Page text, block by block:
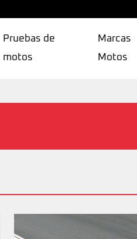
Pruebas de
motos
Marcas
Motos